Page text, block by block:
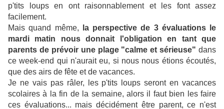
p'tits loups en ont raisonnablement et les font assez
facilement.
Mais quand même,
la perspective de 3 évaluations le
mardi matin nous donnait l'obligation en tant que
parents de prévoir une plage "calme et sérieuse" dans
ce week-end qui n'aurait eu, si nous nous étions écoutés,
que des airs de fête et de vacances.
Je ne vais pas râler, les p'tits loups seront en vacances
scolaires à la fin de la semaine, alors il faut bien les faire
ces évaluations... mais décidément être parent, ce n'est